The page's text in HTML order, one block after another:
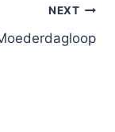
NEXT